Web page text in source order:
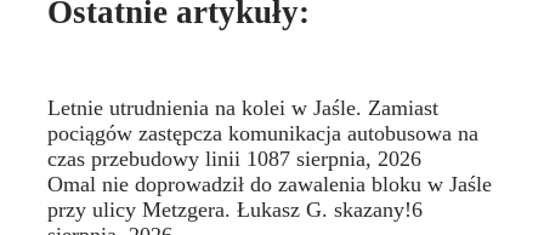
Ostatnie artykuły:
Letnie utrudnienia na kolei w Jaśle. Zamiast
pociągów zastępcza komunikacja autobusowa na
czas przebudowy linii 1087 sierpnia, 2026
Omal nie doprowadził do zawalenia bloku w Jaśle
przy ulicy Metzgera. Łukasz G. skazany!6